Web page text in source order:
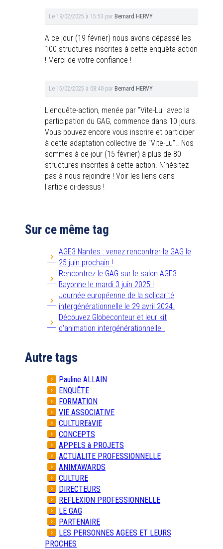
Le 19/02/2025 à 15:53 par Bernard HERVY
A ce jour (19 février) nous avons dépassé les
100 structures inscrites à cette enquêta-action
! Merci de votre confiance !
Le 15/02/2025 à 08:40 par Bernard HERVY
L'enquête-action, menée par "Vite-Lu" avec la
participation du GAG, commence dans 10 jours.
Vous pouvez encore vous inscrire et participer
à cette adaptation collective de "Vite-Lu".. Nos
sommes à ce jour (15 février) à plus de 80
structures inscrites à cette action. N'hésitez
pas à nous rejoindre ! Voir les liens dans
l'article ci-dessus !
Sur ce même tag
AGE3 Nantes : venez rencontrer le GAG le
25 juin prochain !
Rencontrez le GAG sur le salon AGE3
Bayonne le mardi 3 juin 2025 !
Journée européenne de la solidarité
intergénérationnelle le 29 avril 2024.
Découvez Globeconteur et leur kit
d'animation intergénérationnelle !
Autre tags
Pauline ALLAIN
ENQUÊTE
FORMATION
VIE ASSOCIATIVE
CULTUREàVIE
CONCEPTS
APPELS à PROJETS
ACTUALITE PROFESSIONNELLE
ANIM'AWARDS
CULTURE
DIRECTEURS
REFLEXION PROFESSIONNELLE
LE GAG
PARTENAIRE
LES PERSONNES AGEES ET LEURS
PROCHES